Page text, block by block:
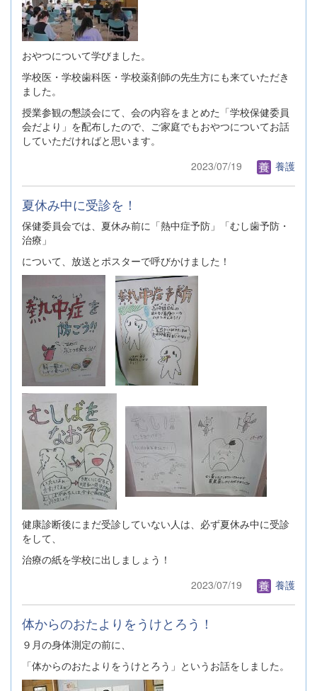
おやつについて学びました。
学校医・学校歯科医・学校薬剤師の先生方にも来ていただき
ました。
授業参観の懇談会にて、会の内容をまとめた「学校保健委員
会だより」を配布したので、ご家庭でもおやつについてお話
していただければと思います。
2023/07/19
養護
夏休み中に受診を！
保健委員会では、夏休み前に「熱中症予防」「むし歯予防・
治療」
について、放送とポスターで呼びかけました！
健康診断後にまだ受診していない人は、必ず夏休み中に受診
をして、
治療の紙を学校に出しましょう！
2023/07/19
養護
体からのおたよりをうけとろう！
９月の身体測定の前に、
「体からのおたよりをうけとろう」というお話をしました。